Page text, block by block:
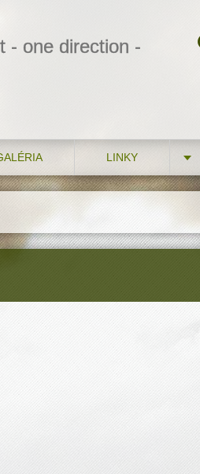
- one direction -
LINKY